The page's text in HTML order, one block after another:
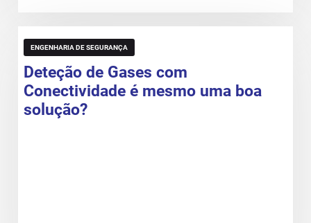
ENGENHARIA DE SEGURANÇA
Deteção de Gases com
Conectividade é mesmo uma boa
solução?